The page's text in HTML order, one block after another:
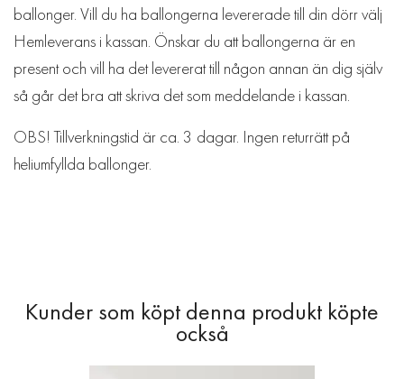
ballonger. Vill du ha ballongerna levererade till din dörr välj
Hemleverans i kassan. Önskar du att ballongerna är en
present och vill ha det levererat till någon annan än dig själv
så går det bra att skriva det som meddelande i kassan.
OBS! Tillverkningstid är ca. 3 dagar. Ingen returrätt på
heliumfyllda ballonger.